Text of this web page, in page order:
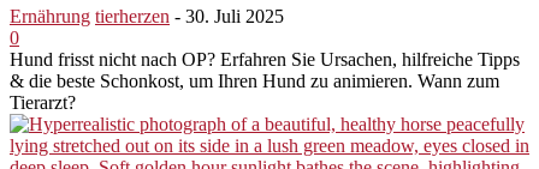
Ernährung tierherzen - 30. Juli 2025
0
Hund frisst nicht nach OP? Erfahren Sie Ursachen, hilfreiche Tipps
& die beste Schonkost, um Ihren Hund zu animieren. Wann zum
Tierarzt?